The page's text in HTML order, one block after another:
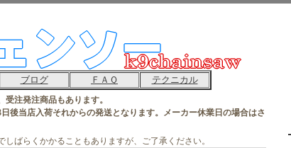
ブログ ＦＡＱ テクニカル
注発注商品もあります。
後当店入荷それからの発送となります。メーカー休業日の場合はさ
ばらくかかることもありますが、ご了承ください。